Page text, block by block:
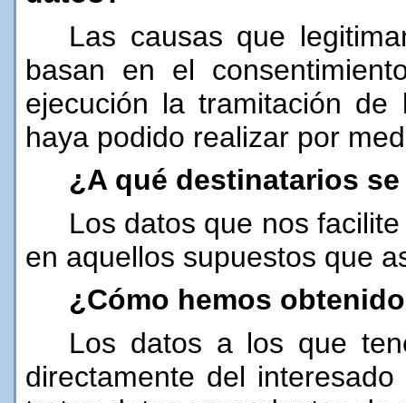
Las causas que
basan en el
ejecución la tramitación
haya podido realizar por
¿A qué destinatarios
Los datos que nos
en aquellos supuestos que
¿Cómo hemos
Los datos a los que
directamente del